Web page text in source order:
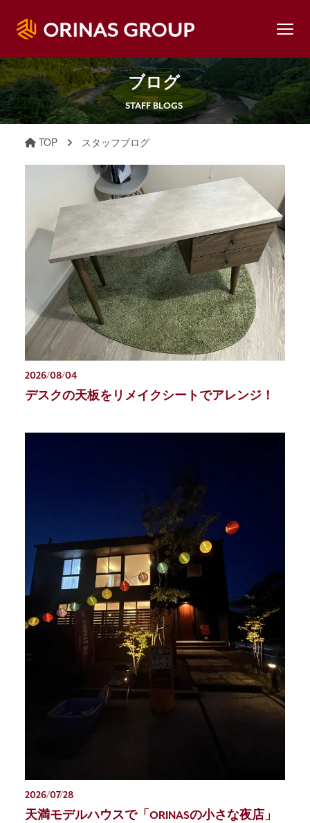
ブログ
STAFF BLOGS
TOP スタッフブログ
2026/08/04
デスクの天板をリメイクシートでアレンジ！
2026/07/28
天満モデルハウスで「ORINASの小さな夜店」